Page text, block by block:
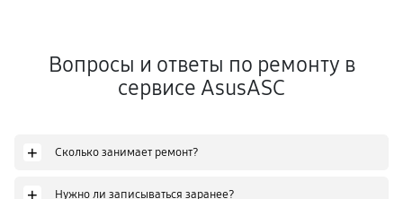
Вопросы и ответы по ремонту в
сервисе AsusASC
+ Сколько занимает ремонт?
+ Нужно ли записываться заранее?